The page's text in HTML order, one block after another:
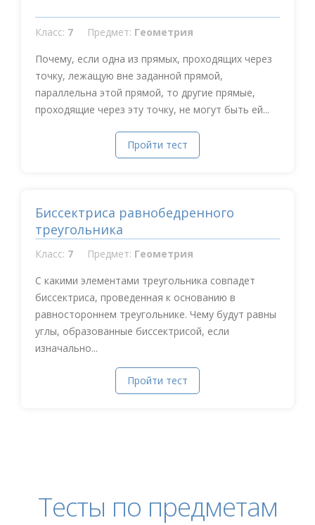
Класс: 7 Предмет: Геометрия
Почему, если одна из прямых, проходящих через
точку, лежащую вне заданной прямой,
параллельна этой прямой, то другие прямые,
проходящие через эту точку, не могут быть ей...
Пройти тест
Биссектриса равнобедренного
треугольника
Класс: 7 Предмет: Геометрия
С какими элементами треугольника совпадет
биссектриса, проведенная к основанию в
равностороннем треугольнике. Чему будут равны
углы, образованные биссектрисой, если
изначально...
Пройти тест
Тесты по предметам